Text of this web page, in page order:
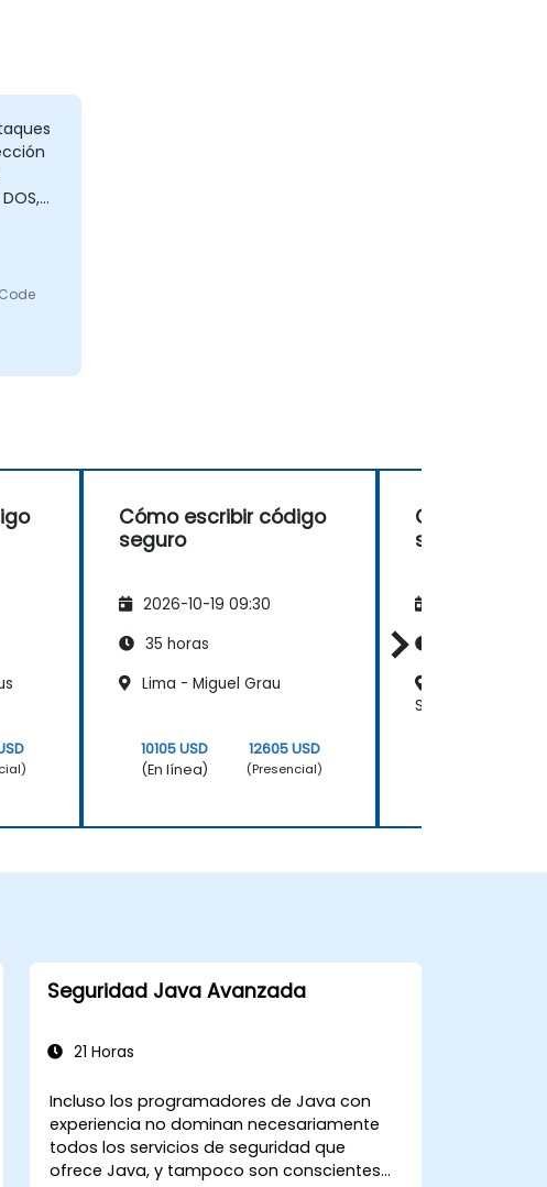
Cómo escribir código
seguro
2026-10-19 09:30
35 horas
Lima - Miguel Grau
10105 USD
(En línea)
12605 USD
(Presencial)
Cómo
seguro
San Isidro
Seguridad Java Avanzada
21 Horas
Incluso los programadores de Java con
experiencia no dominan necesariamente
todos los servicios de seguridad que
ofrece Java, y tampoco son conscientes